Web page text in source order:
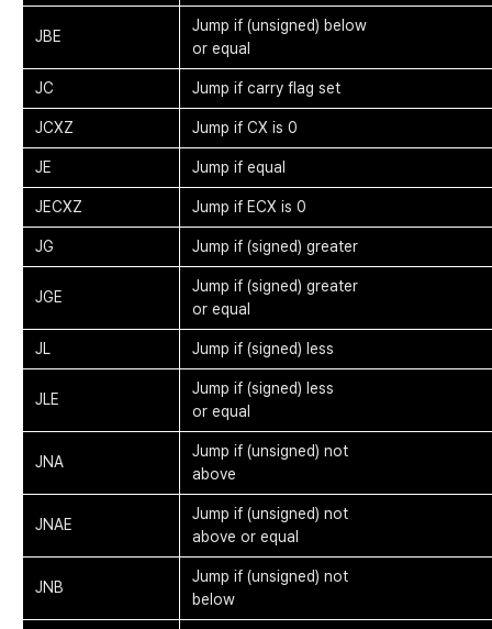
JBE
Jump if (unsigned) below
or equal
JC Jump if carry flag set
JCXZ Jump if CX is 0
JE Jump if equal
JECXZ Jump if ECX is 0
JG Jump if (signed) greater
JGE
Jump if (signed) greater
or equal
JL Jump if (signed) less
JLE
Jump if (signed) less
or equal
JNA
Jump if (unsigned) not
above
JNAE
Jump if (unsigned) not
above or equal
JNB
Jump if (unsigned) not
below